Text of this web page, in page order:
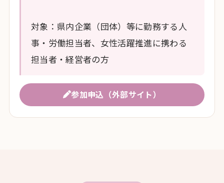
対象：県内企業（団体）等に勤務する人
事・労働担当者、女性活躍推進に携わる
担当者・経営者の方
参加申込（外部サイト）